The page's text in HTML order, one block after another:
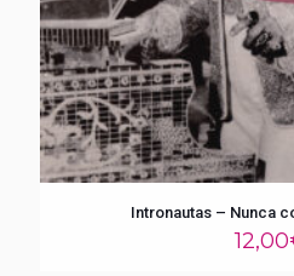
Intronautas – Nunca
12,00